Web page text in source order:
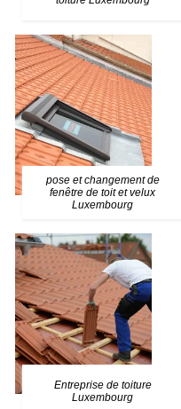
pose et changement de
fenêtre de toit et velux
Luxembourg
Entreprise de toiture
Luxembourg